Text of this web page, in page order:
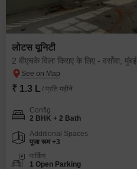
लोटस यूनिटी
2 बीएचके विला किराए के लिए - वर्सोवा, मुंबई
₹ 1.3 L / प्रति महीने
Config
2 BHK + 2 Bath
Additional Spaces
पूजा रूम +3
पार्किंग
1 Open Parking